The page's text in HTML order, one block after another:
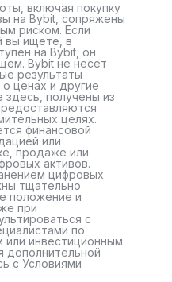
включая покупку
на Bybit, сопряжены
риском. Если
вы ищете, в
на Bybit, он
Bybit не несет
результаты
ценах и другие
получены из
целях.
финансовой
или
продаже или
активов.
цифровых
тщательно
положение и
при
с
по
инвестиционным
дополнительной
с Условиями